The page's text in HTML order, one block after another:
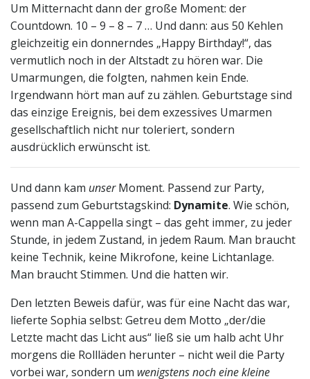
Um Mitternacht dann der große Moment: der
Countdown. 10 – 9 – 8 – 7 … Und dann: aus 50 Kehlen
gleichzeitig ein donnerndes „Happy Birthday!“, das
vermutlich noch in der Altstadt zu hören war. Die
Umarmungen, die folgten, nahmen kein Ende.
Irgendwann hört man auf zu zählen. Geburtstage sind
das einzige Ereignis, bei dem exzessives Umarmen
gesellschaftlich nicht nur toleriert, sondern
ausdrücklich erwünscht ist.
Und dann kam unserMoment. Passend zur Party,
passend zum Geburtstagskind: Dynamite. Wie schön,
wenn man A-Cappella singt – das geht immer, zu jeder
Stunde, in jedem Zustand, in jedem Raum. Man braucht
keine Technik, keine Mikrofone, keine Lichtanlage.
Man braucht Stimmen. Und die hatten wir.
Den letzten Beweis dafür, was für eine Nacht das war,
lieferte Sophia selbst: Getreu dem Motto „der/die
Letzte macht das Licht aus“ ließ sie um halb acht Uhr
morgens die Rollläden herunter – nicht weil die Party
vorbei war, sondern um wenigstens noch eine kleine